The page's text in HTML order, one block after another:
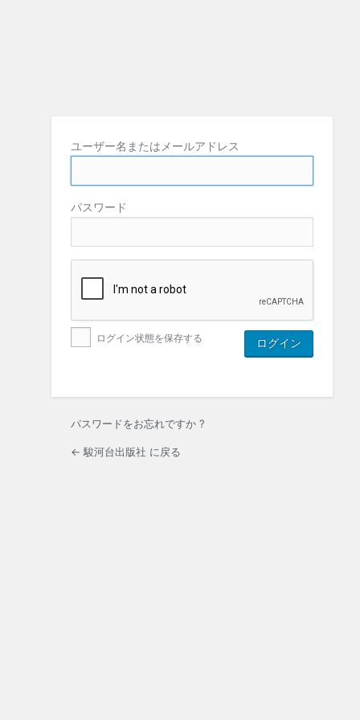
ユーザー名またはメールアドレス
パスワード
ログイン状態を保存する
パスワードをお忘れですか ?
← 駿河台出版社 に戻る